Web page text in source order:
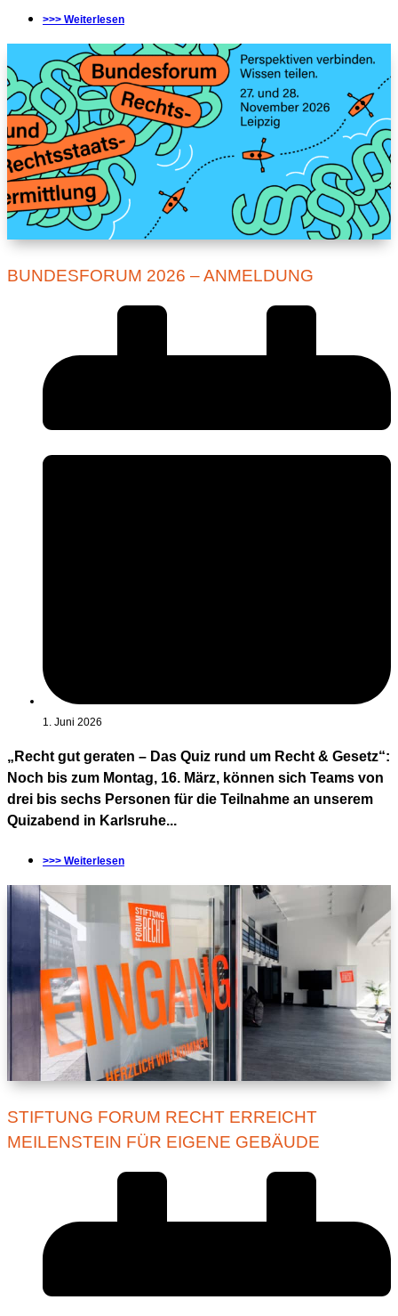
>>> Weiterlesen
BUNDESFORUM 2026 – ANMELDUNG
1. Juni 2026
„Recht gut geraten – Das Quiz rund um Recht & Gesetz“:
Noch bis zum Montag, 16. März, können sich Teams von
drei bis sechs Personen für die Teilnahme an unserem
Quizabend in Karlsruhe...
>>> Weiterlesen
STIFTUNG FORUM RECHT ERREICHT
MEILENSTEIN FÜR EIGENE GEBÄUDE